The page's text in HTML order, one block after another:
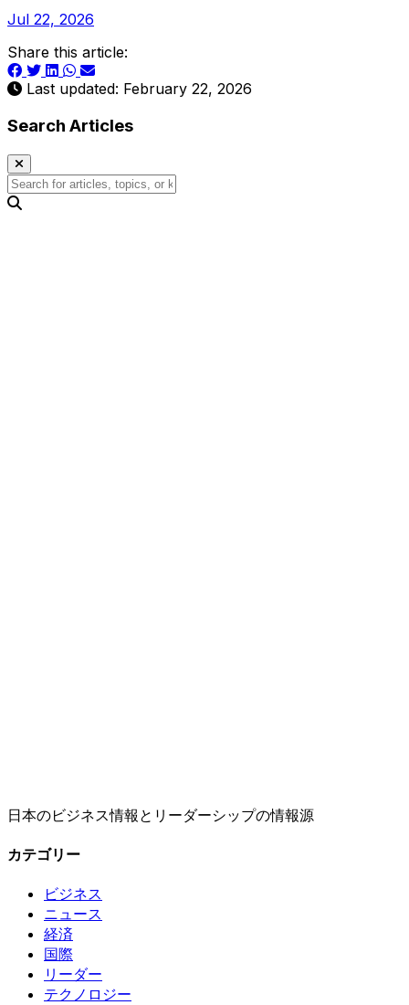
Jul 22, 2026
Share this article:
Last updated: February 22, 2026
Search Articles
日本のビジネス情報とリーダーシップの情報源
カテゴリー
ビジネス
ニュース
経済
国際
リーダー
テクノロジー